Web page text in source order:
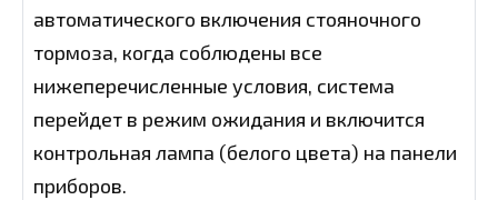
автоматического включения стояночного
тормоза, когда соблюдены все
нижеперечисленные условия, система
перейдет в режим ожидания и включится
контрольная лампа (белого цвета) на панели
приборов.